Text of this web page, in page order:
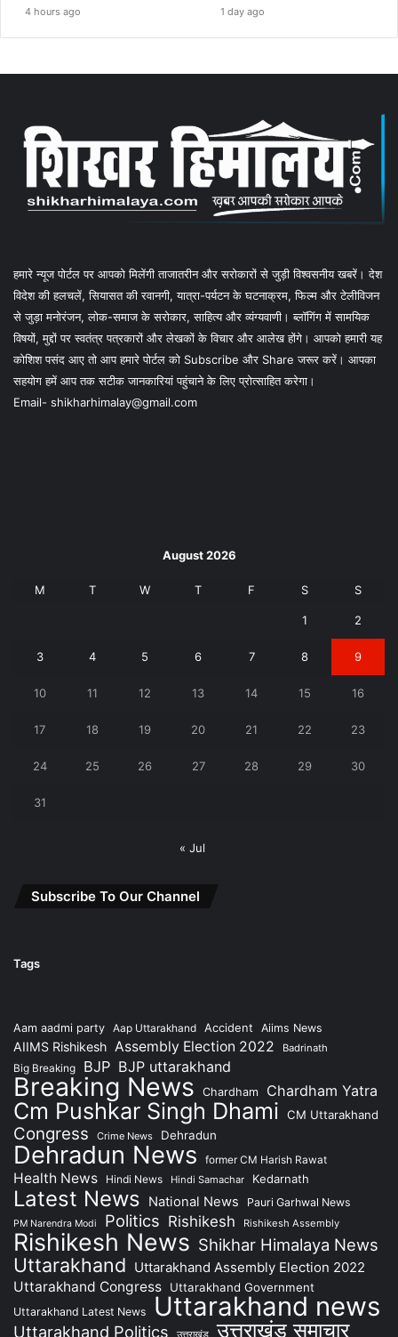
4 hours ago 1 day ago
हमारे न्यूज पोर्टल पर आपको मिलेंगी ताजातरीन और सरोकारों से जुड़ी विश्वसनीय खबरें। देश
विदेश की हलचलें, सियासत की रवानगी, यात्रा-पर्यटन के घटनाक्रम, फिल्म और टेलीविजन
से जुड़ा मनोरंजन, लोक-समाज के सरोकार, साहित्य और व्यंग्यवाणी। ब्लॉगिंग में सामयिक
विषयों, मुद्दों पर स्वतंत्र पत्रकारों और लेखकों के विचार और आलेख होंगे। आपको हमारी यह
कोशिश पसंद आए तो आप हमारे पोर्टल को Subscribe और Share जरूर करें। आपका
सहयोग हमें आप तक सटीक जानकारियां पहुंचाने के लिए प्रोत्साहित करेगा।
Email- shikharhimalay@gmail.com
August 2026
M T W T F S S
1 2
3 4 5 6 7 8 9
10 11 12 13 14 15 16
17 18 19 20 21 22 23
24 25 26 27 28 29 30
31
« Jul
Subscribe To Our Channel
Tags
Aam aadmi party Aap Uttarakhand Accident Aiims News
AIIMS Rishikesh Assembly Election 2022 Badrinath
Big Breaking BJP BJP uttarakhand
Breaking News Chardham Chardham Yatra
Cm Pushkar Singh Dhami CM Uttarakhand
Congress Crime News Dehradun
Dehradun News former CM Harish Rawat
Health News Hindi News Hindi Samachar Kedarnath
Latest News National News Pauri Garhwal News
PM Narendra Modi Politics Rishikesh Rishikesh Assembly
Rishikesh News Shikhar Himalaya News
Uttarakhand Uttarakhand Assembly Election 2022
Uttarakhand Congress
Uttarakhand Government
Uttarakhand Latest News Uttarakhand news
Uttarakhand Politics उत्तराखंड उत्तराखंड समाचार